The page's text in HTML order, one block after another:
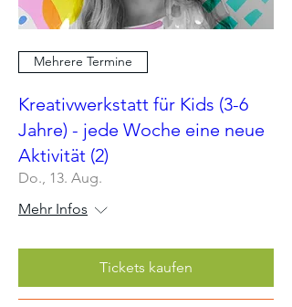
Mehrere Termine
Kreativwerkstatt für Kids (3-6
Jahre) - jede Woche eine neue
Aktivität (2)
Do., 13. Aug.
Mehr Infos
Tickets kaufen